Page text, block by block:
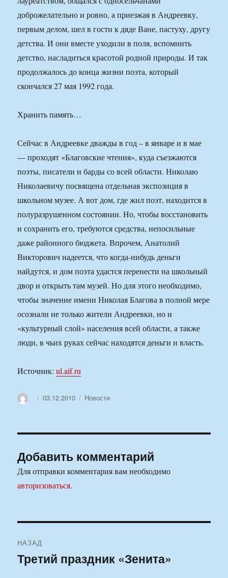
доброжелательно и ровно, а приезжая в Андреевку,
первым делом, шел в гости к дяде Ване, пастуху, другу
детства. И они вместе уходили в поля, вспомнить
детство, насладиться красотой родной природы. И так
продолжалось до конца жизни поэта, который
скончался 27 мая 1992 года.
Хранить память…
Сейчас в Андреевке дважды в год – в январе и в мае
— проходят «Благовские чтения», куда съезжаются
поэты, писатели и барды со всей области. Николаю
Николаевичу посвящена отдельная экспозиция в
школьном музее. А вот дом, где жил поэт, находится в
полуразрушенном состоянии. Но, чтобы восстановить
и сохранить его, требуются средства, непосильные
даже районного бюджета. Впрочем, Анатолий
Викторович надеется, что когда-нибудь деньги
найдутся, и дом поэта удастся перенести на школьный
двор и открыть там музей. Но для этого необходимо,
чтобы значение имени Николая Благова в полной мере
осознали не только жители Андреевки, но и
«культурный слой» населения всей области, а также
люди, в чьих руках сейчас находятся деньги и власть.
Источник:ul.aif.ru
АвторОпубликовано
03.12.2010 Рубрики
Новости
Добавить комментарий
Для отправки комментария вам необходимо
авторизоваться.
по
НАЗАД
Предыдущая
Третий праздник «Зенита»